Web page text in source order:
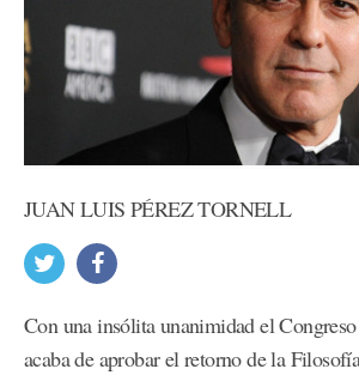
JUAN LUIS PÉREZ TORNELL
Con una insólita unanimidad el
acaba de aprobar el retorno de la